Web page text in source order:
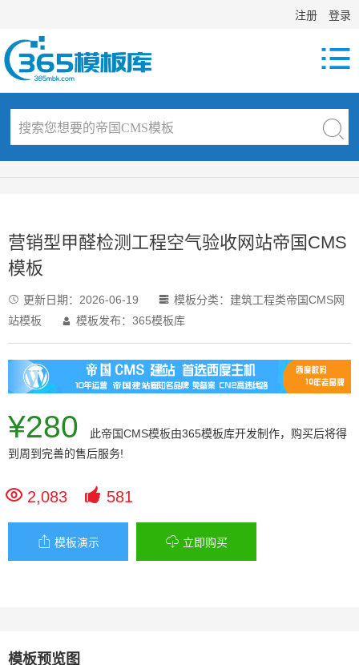
注册 登录

营销型甲醛检测工程空气验收网站帝国CMS
模板
 更新日期： 2026-06-19  模板分类： 建筑工程类帝国CMS网
站模板
 模板发布：365模板库
¥280 此帝国CMS模板由365模板库开发制作，购买后将得
到周到完善的售后服务!
 2,083  581
 模板演示  立即购买
模板预览图